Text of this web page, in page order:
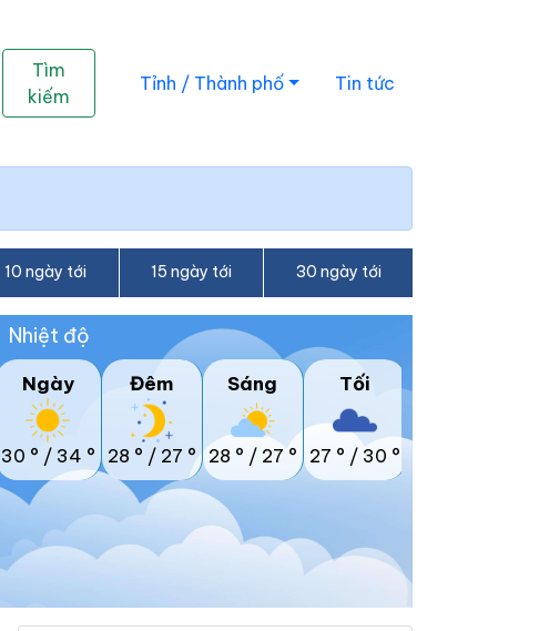
Tìm
kiếm
Tỉnh / Thành phố Tin tức
10 ngày tới 15 ngày tới 30 ngày tới
Nhiệt độ
Ngày
30 ° / 34 °
Đêm
28 ° / 27 °
Sáng
28 ° / 27 °
Tối
27 ° / 30 °